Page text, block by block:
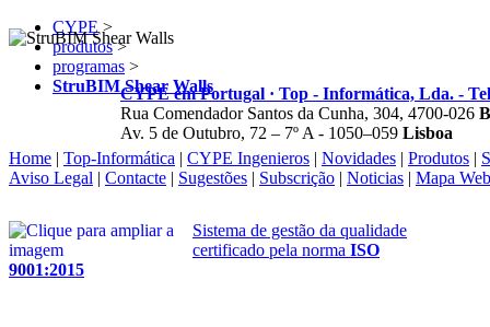
CYPE >
produtos>
programas >
StruBIM Shear Walls
CYPE em Portugal · Top - Informática, Lda. -
Rua Comendador Santos da Cunha, 304, 4700-026
Av. 5 de Outubro, 72 – 7º A - 1050–059 Lisboa
Home | Top-Informática | CYPE Ingenieros | Novidades | Produtos |
Aviso Legal | Contacte | Sugestões | Subscrição | Noticias | Mapa Web
Sistema de gestão da qualidade
certificado pela norma ISO
9001:2015